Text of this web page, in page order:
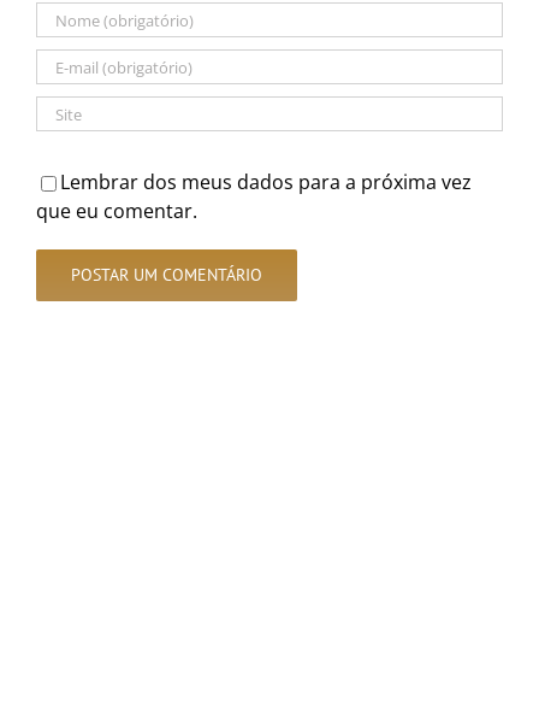
Lembrar dos meus dados para a próxima vez
que eu comentar.